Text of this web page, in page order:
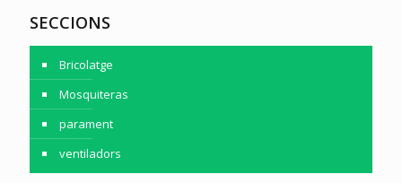
SECCIONS
Bricolatge
Mosquiteras
parament
ventiladors